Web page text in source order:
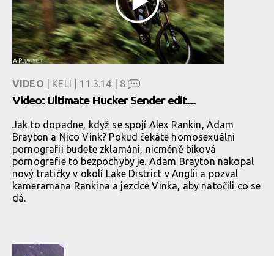
VIDEO | KELI | 11.3.14 | 8
Video: Ultimate Hucker Sender edit...
Jak to dopadne, když se spojí Alex Rankin, Adam
Brayton a Nico Vink? Pokud čekáte homosexuální
pornografii budete zklamáni, nicméně biková
pornografie to bezpochyby je. Adam Brayton nakopal
nový tratičky v okolí Lake District v Anglii a pozval
kameramana Rankina a jezdce Vinka, aby natočili co se
dá.